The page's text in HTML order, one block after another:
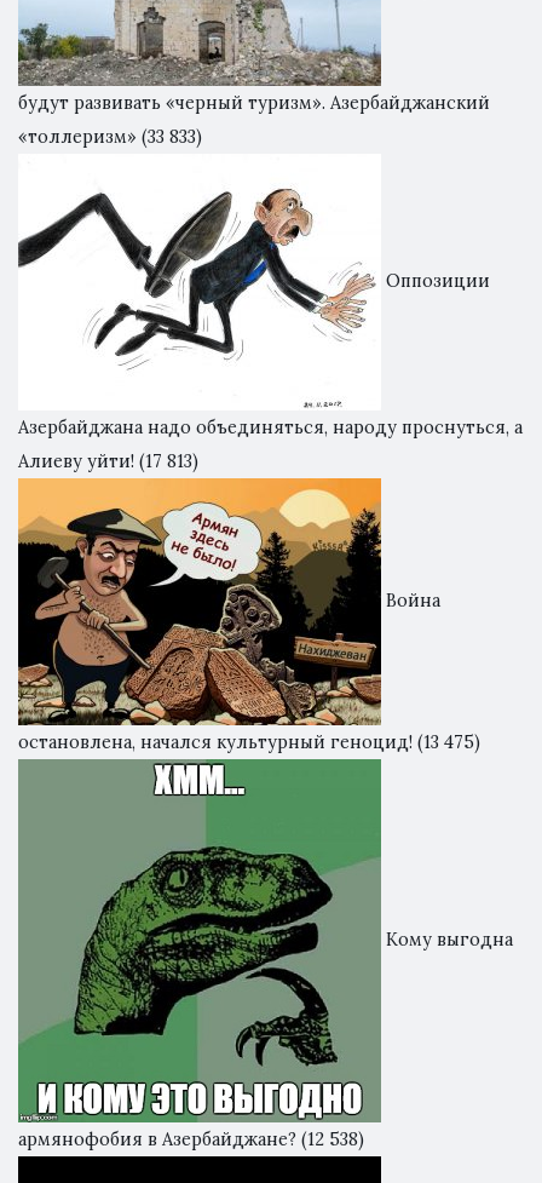
будут развивать «черный туризм». Азербайджанский
«толлеризм» (33 833)
Оппозиции
Азербайджана надо объединяться, народу проснуться, а
Алиеву уйти! (17 813)
Война
остановлена, начался культурный геноцид! (13 475)
Кому выгодна
армянофобия в Азербайджане? (12 538)